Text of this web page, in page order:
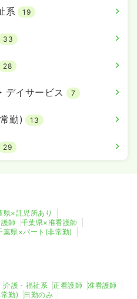
系 19
33
28
デイサービス 7
勤) 13
29
県×託児所あり
師
千葉県×准看護師
葉県×パート(非常勤)
介護・福祉系 正看護師
准看護師
勤) 日勤のみ